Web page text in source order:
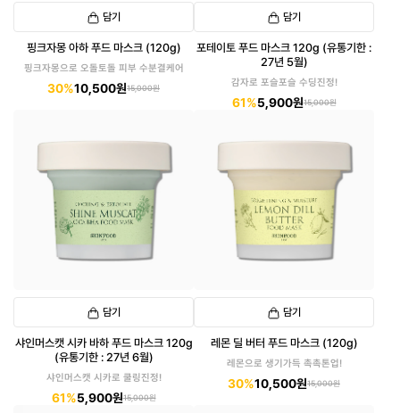
담기
핑크자몽 아하 푸드 마스크 (120g)
핑크자몽으로 오돌토돌 피부 수분결케어
30%10,500원15,000원
담기
포테이토 푸드 마스크 120g (유통기한 :
27년 5월)
감자로 포슬포슬 수딩진정!
61%5,900원15,000원
담기
샤인머스캣 시카 바하 푸드 마스크 120g
(유통기한 : 27년 6월)
샤인머스캣 시카로 쿨링진정!
61%5,900원15,000원
담기
레몬 딜 버터 푸드 마스크 (120g)
레몬으로 생기가득 촉촉톤업!
30%10,500원15,000원